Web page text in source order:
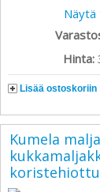
Näytä
Hinta:
Lisää ostoskoriin
Kumela
koristehiottu